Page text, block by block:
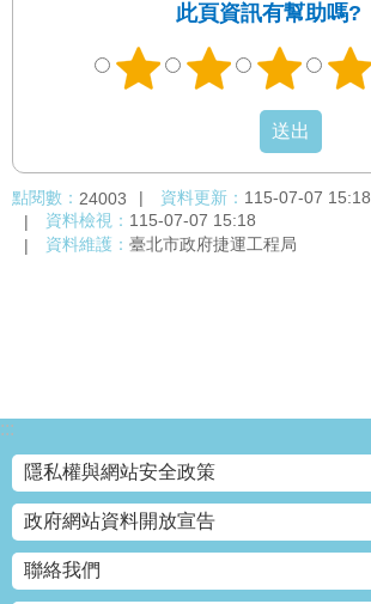
此頁資訊有幫助嗎?
點閱數： 24003 資料更新： 115-07-07 15:18
資料檢視： 115-07-07 15:18
資料維護： 臺北市政府捷運工程局
:::
隱私權與網站安全政策
政府網站資料開放宣告
聯絡我們